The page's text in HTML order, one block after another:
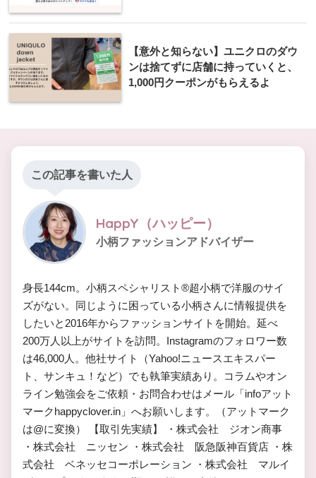
【意外と知らない】ユニクロのダウ
ンは捨てずに店舗に持っていくと、
1,000円クーポンがもらえるよ
この記事を書いた人
HappY（ハッピー）
小柄ファッションアドバイザー
身長144cm。小柄スペシャリスト®︎超小柄で洋服のサイ
ズがない。同じように困っている小柄さんに情報提供を
したいと2016年からファッションサイトを開始。延べ
200万人以上がサイトを訪問。Instagramのフォロワー数
は46,000人。他社サイト（Yahoo!ニュースエキスパー
ト、サンキュ！など）でも執筆実績あり。コラムやオン
ライン勉強会をご依頼・お問合わせはメール「infoアット
マークhappyclover.in」へお願いします。（アットマーク
は@に変換） 【取引先実績】 ・株式会社 ジオン商事
・株式会社 ニッセン ・株式会社 阪急阪神百貨店 ・株
式会社 ベネッセコーポレーション ・株式会社 マルイ